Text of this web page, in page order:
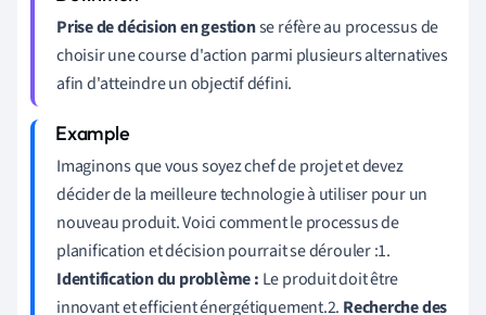
Prise de décision en gestionse réfère au processus de
choisir une course d'action parmi plusieurs alternatives
afin d'atteindre un objectif défini.
Imaginons que vous soyez chef de projet et devez
décider de la meilleure technologie à utiliser pour un
nouveau produit. Voici comment le processus de
planification et décision pourrait se dérouler :1.
Identification du problème : Le produit doit être
innovant et efficient énergétiquement.2. Recherche des